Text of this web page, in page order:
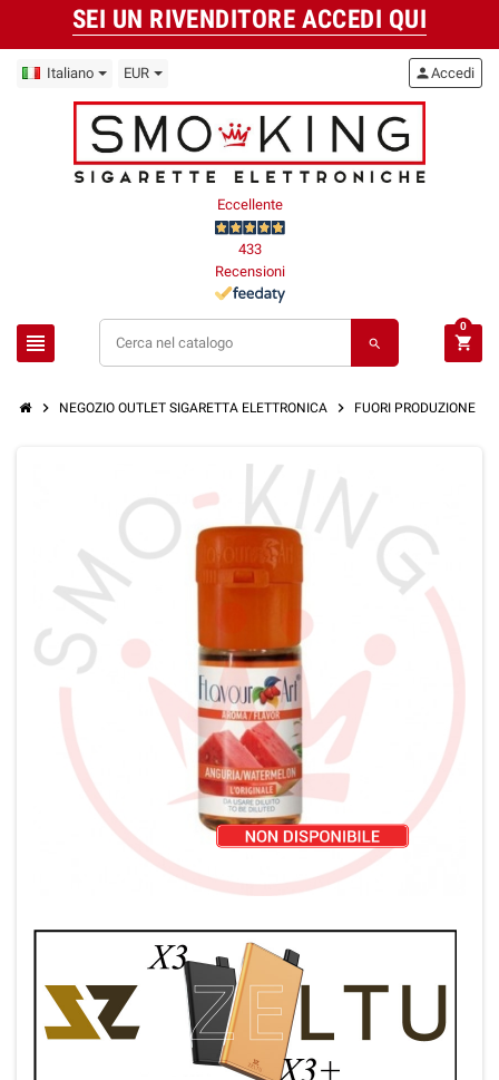
SEI UN RIVENDITORE ACCEDI QUI
Italiano EUR
Eccellente
433
Recensioni
view_headline search
personAccedi
shopping_cart
0
chevron_right NEGOZIO OUTLET SIGARETTA ELETTRONICA chevron_right FUORI PRODUZIONE